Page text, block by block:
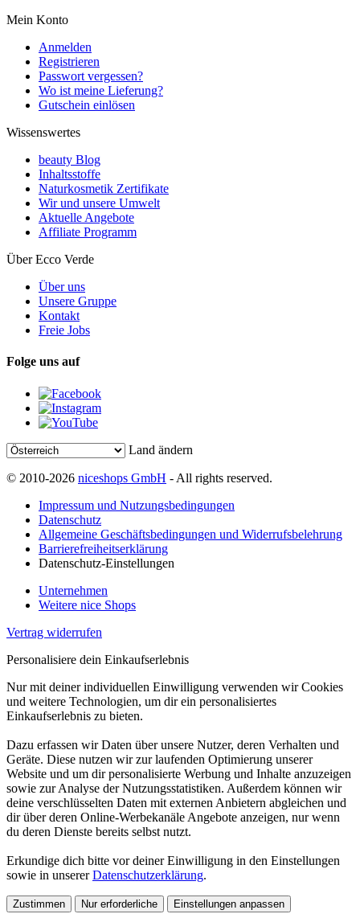
Mein Konto
Anmelden
Registrieren
Passwort vergessen?
Wo ist meine Lieferung?
Gutschein einlösen
Wissenswertes
beauty Blog
Inhaltsstoffe
Naturkosmetik Zertifikate
Wir und unsere Umwelt
Aktuelle Angebote
Affiliate Programm
Über Ecco Verde
Über uns
Unsere Gruppe
Kontakt
Freie Jobs
Folge uns auf
Land ändern
© 2010-2026 niceshops GmbH - All rights reserved.
Impressum und Nutzungsbedingungen
Datenschutz
Allgemeine Geschäftsbedingungen und Widerrufsbelehrung
Barrierefreiheitserklärung
Datenschutz-Einstellungen
Unternehmen
Weitere nice Shops
Vertrag widerrufen
Personalisiere dein Einkaufserlebnis
Nur mit deiner individuellen Einwilligung verwenden wir Cookies
und weitere Technologien, um dir ein personalisiertes
Einkaufserlebnis zu bieten.
Dazu erfassen wir Daten über unsere Nutzer, deren Verhalten und
Geräte. Diese nutzen wir zur laufenden Optimierung unserer
Website und um dir personalisierte Werbung und Inhalte anzuzeigen
sowie zur Analyse der Nutzungsstatistiken. Außerdem können wir
deine verschlüsselten Daten mit externen Anbietern abgleichen und
dir über deren Online-Werbekanäle Angebote anzeigen, nur wenn
du deren Dienste bereits selbst nutzt.
Erkundige dich bitte vor deiner Einwilligung in den Einstellungen
sowie in unsererDatenschutzerklärung.
Zustimmen Nur erforderliche Einstellungen anpassen